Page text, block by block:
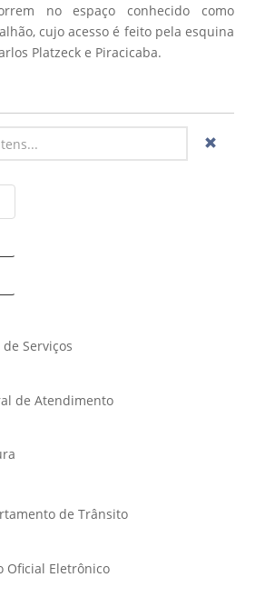
no espaço conhecido como
cujo acesso é feito pela esquina
Platzeck e Piracicaba.
de Serviços
de Atendimento
de Trânsito
Oficial Eletrônico